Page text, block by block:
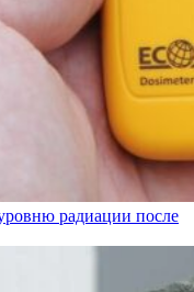
радиации после